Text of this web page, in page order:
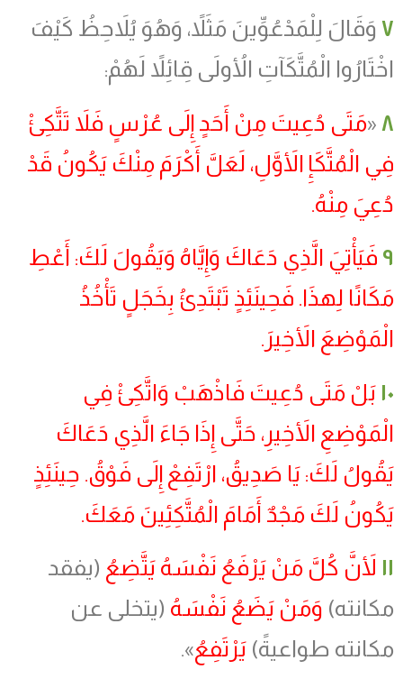
٧ وَقَالَ لِلْمَدْعُوِّينَ مَثَلاً، وَهُوَ يُلاَحِظُ كَيْفَ
اخْتَارُوا الْمُتَّكَآتِ الأُولَى قِائِلاً لَهُمْ:
٨ «مَتَى دُعِيتَ مِنْ أَحَدٍ إِلَى عُرْسٍ فَلاَ تَتَّكِئْ
فِي الْمُتَّكَإِ الأَوَّلِ، لَعَلَّ أَكْرَمَ مِنْكَ يَكُونُ قَدْ
دُعِيَ مِنْهُ.
٩ فَيَأْتِيَ الَّذِي دَعَاكَ وَإِيَّاهُ وَيَقُولَ لَكَ: أَعْطِ
مَكَانًا لِهذَا. فَحِينَئِذٍ تَبْتَدِئُ بِخَجَلٍ تَأْخُذُ
الْمَوْضِعَ الأَخِيرَ.
١٠ بَلْ مَتَى دُعِيتَ فَاذْهَبْ وَاتَّكِئْ فِي
الْمَوْضِعِ الأَخِيرِ، حَتَّى إِذَا جَاءَ الَّذِي دَعَاكَ
يَقُولُ لَكَ: يَا صَدِيقُ، ارْتَفِعْ إِلَى فَوْقُ. حِينَئِذٍ
يَكُونُ لَكَ مَجْدٌ أَمَامَ الْمُتَّكِئِينَ مَعَكَ.
١١ لأَنَّ كُلَّ مَنْ يَرْفَعُ نَفْسَهُ يَتَّضِعُ (يفقد
مكانته) وَمَنْ يَضَعُ نَفْسَهُ (يتخلى عن
مكانته طواعيةً) يَرْتَفِعُ».